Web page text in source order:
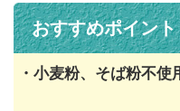
おすすめポイント
・小麦粉、そば粉不使